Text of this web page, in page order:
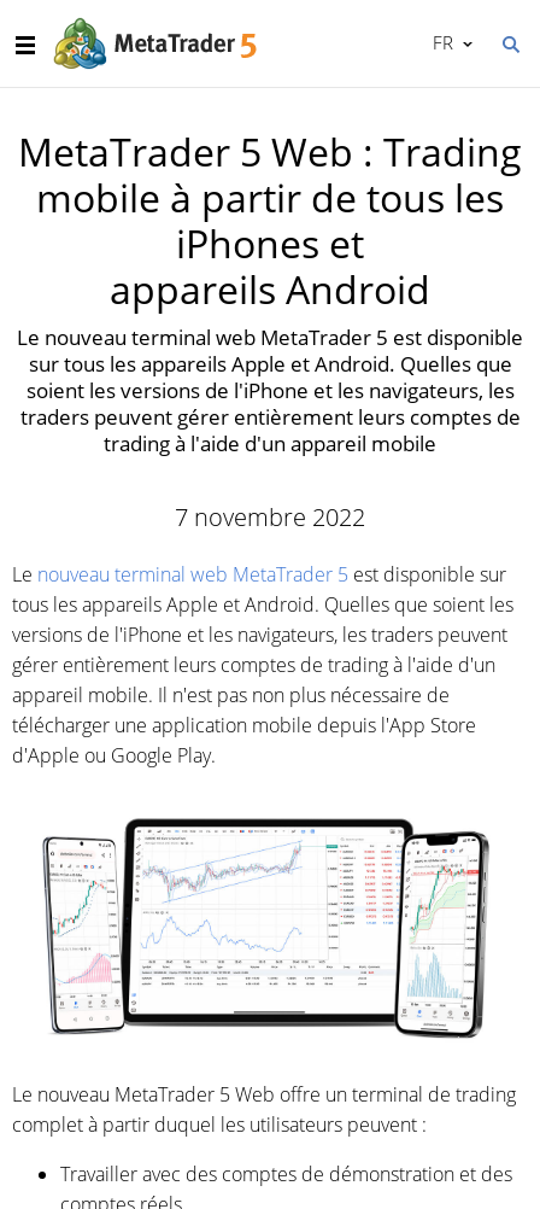
FR
MetaTrader 5 Web : Trading
mobile à partir de tous les
iPhones et
appareils Android
Le nouveau terminal web MetaTrader 5 est disponible
sur tous les appareils Apple et Android. Quelles que
soient les versions de l'iPhone et les navigateurs, les
traders peuvent gérer entièrement leurs comptes de
trading à l'aide d'un appareil mobile
7 novembre 2022
Le nouveau terminal web MetaTrader 5 est disponible sur
tous les appareils Apple et Android. Quelles que soient les
versions de l'iPhone et les navigateurs, les traders peuvent
gérer entièrement leurs comptes de trading à l'aide d'un
appareil mobile. Il n'est pas non plus nécessaire de
télécharger une application mobile depuis l'App Store
d'Apple ou Google Play.
Le nouveau MetaTrader 5 Web offre un terminal de trading
complet à partir duquel les utilisateurs peuvent :
Travailler avec des comptes de démonstration et des